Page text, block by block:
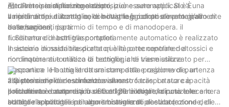
Attraverso semplici regolazioni, può essere applicato a una
varietà di tipi di bottiglie, con i vantaggi di un elevato grado di
automazione, risparmio di tempo e di manodopera. il
riordinatore di bottiglie completamente automatico è realizzato
in acciaio inossidabile di alta qualità o tecnopolimeri atossici e
non inquinanti e utilizza la tecnologia di trasmissione
meccanica Ha una struttura compatta e ragionevole, un
aspetto semplice e un funzionamento facile. La sua capacità
produttiva è compresa tra 60 e 120 bottiglie/minuto e le
bottiglie applicabili includono bottiglie di plastica (rotonde, di
mediante smistamento e disposizione automatici. Si è’È
ampiamente utilizzato nelle industrie/prodotti alimentari/di
base/sanitari.
三：Principio di funzionamento
Il riordinatore automatico di bottiglie è composto principalmente
dalle seguenti parti:
1. Sistema di nastri trasportatori
Il sistema di nastri trasportatori è la parte centrale del
riordinatore automatico di bottiglie, che viene utilizzato per
trasportare le bottiglie da smistare dalla posizione di partenza
alla posizione di destinazione Il nastro trasportatore è
solitamente dotato di più sensori per rilevare la posizione e lo
stato delle bottiglie per uno smistamento accurato
2.Sistema di riconoscimento visivo
Il riordinatore automatico di bottiglie è dotato di una telecamera
ad alta risoluzione e di algoritmi avanzati di elaborazione delle